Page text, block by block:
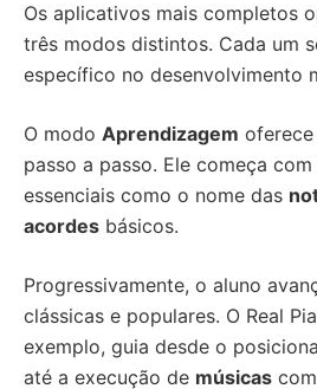
Os aplicativos mais completos
três modos distintos. Cada um
específico no desenvolvimento
O modo Aprendizagem
passo a passo. Ele começa
essenciais como o nome das
acordes básicos.
Progressivamente, o aluno
clássicas e populares. O Real
exemplo, guia desde o
até a execução de músicas